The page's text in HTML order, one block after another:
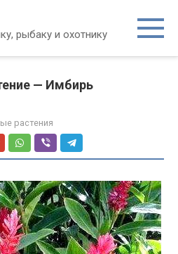
рыбаку и охотнику
— Имбирь
растения